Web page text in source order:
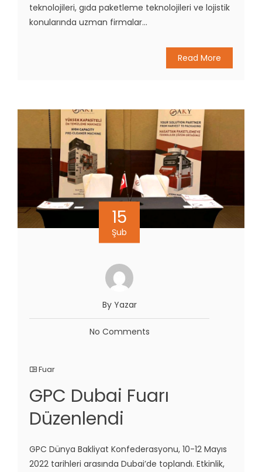
teknolojileri, gıda paketleme teknolojileri ve lojistik
konularında uzman firmalar...
Read More
15
Şub
By Yazar
No Comments
Fuar
GPC Dubai Fuarı
Düzenlendi
GPC Dünya Bakliyat Konfederasyonu, 10-12 Mayıs
2022 tarihleri arasında Dubai’de toplandı. Etkinlik,